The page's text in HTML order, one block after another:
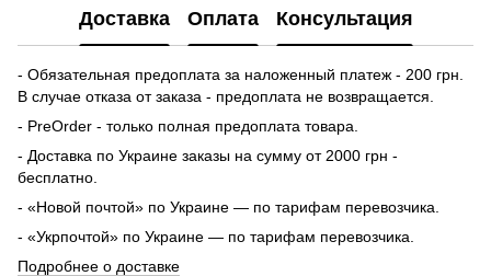
Доставка Оплата Консультация
- Обязательная предоплата за наложенный платеж - 200 грн.
В случае отказа от заказа - предоплата не возвращается.
- PreOrder - только полная предоплата товара.
- Доставка по Украине заказы на сумму от 2000 грн -
бесплатно.
- «Новой почтой» по Украине — по тарифам перевозчика.
- «Укрпочтой» по Украине — по тарифам перевозчика.
Подробнее о доставке